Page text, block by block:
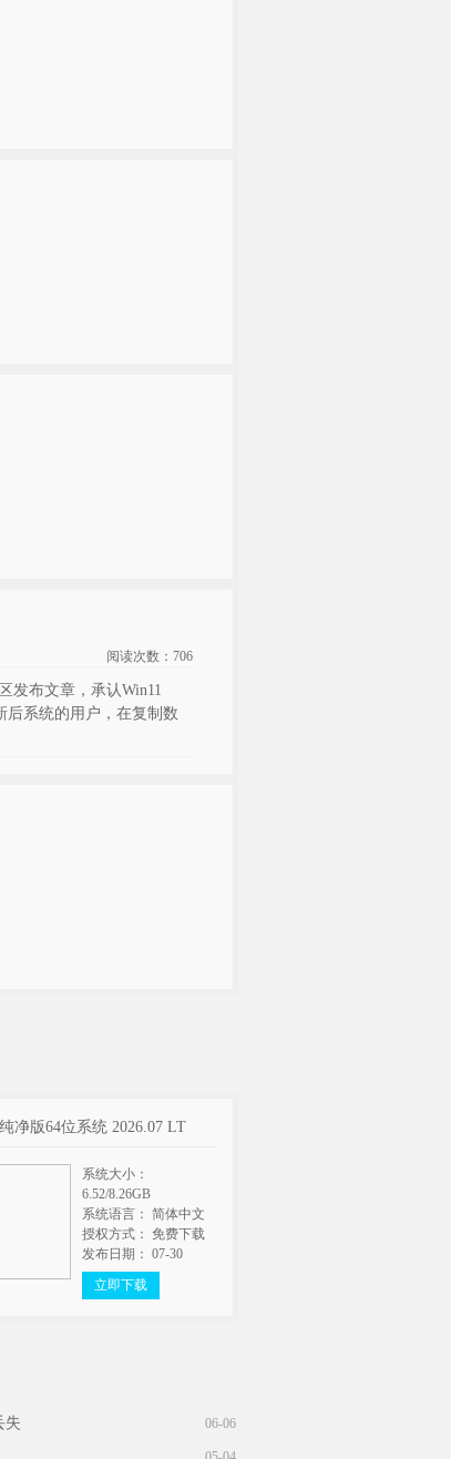
阅读次数： 706
发布文章，承认Win11
后系统的用户，在复制数
净版64位系统 2026.07 LT
系统大小：
6.52/8.26GB
系统语言： 简体中文
授权方式： 免费下载
发布日期： 07-30
立即下载
失 06-06